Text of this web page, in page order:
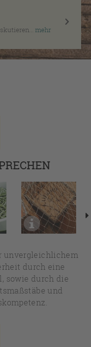
mehr
unvergleichlichem
durch eine
sowie durch die
und